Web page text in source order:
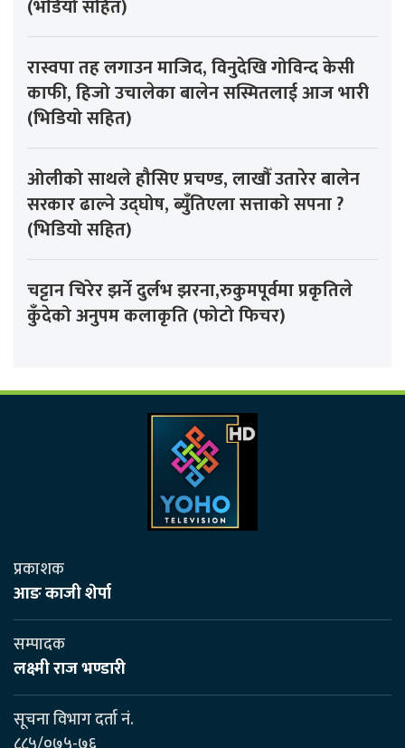
(भडियो सहित)
रास्वपा तह लगाउन माजिद, विनुदेखि गोविन्द केसी
काफी, हिजो उचालेका बालेन सस्मितलाई आज भारी
(भिडियो सहित)
ओलीको साथले हौसिए प्रचण्ड, लाखौँ उतारेर बालेन
सरकार ढाल्ने उद्घोष, ब्युँतिएला सत्ताको सपना ?
(भिडियो सहित)
चट्टान चिरेर झर्ने दुर्लभ झरना,रुकुमपूर्वमा प्रकृतिले
कुँदेको अनुपम कलाकृति (फोटो फिचर)
प्रकाशक
आङ काजी शेर्पा
सम्पादक
लक्ष्मी राज भण्डारी
सूचना विभाग दर्ता नं.